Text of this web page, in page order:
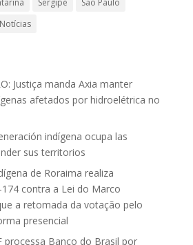
Sergipe
São Paulo
Justiça manda Axia manter
afetados por hidroelétrica no
indígena ocupa las
sus territorios
de Roraima realiza
contra a Lei do Marco
a retomada da votação pelo
presencial
processa Banco do Brasil por